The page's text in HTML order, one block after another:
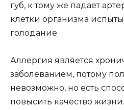
губ, к тому же падает
клетки организма
голодание.
Аллергия является
заболеванием, потому
невозможно, но есть
повысить качество